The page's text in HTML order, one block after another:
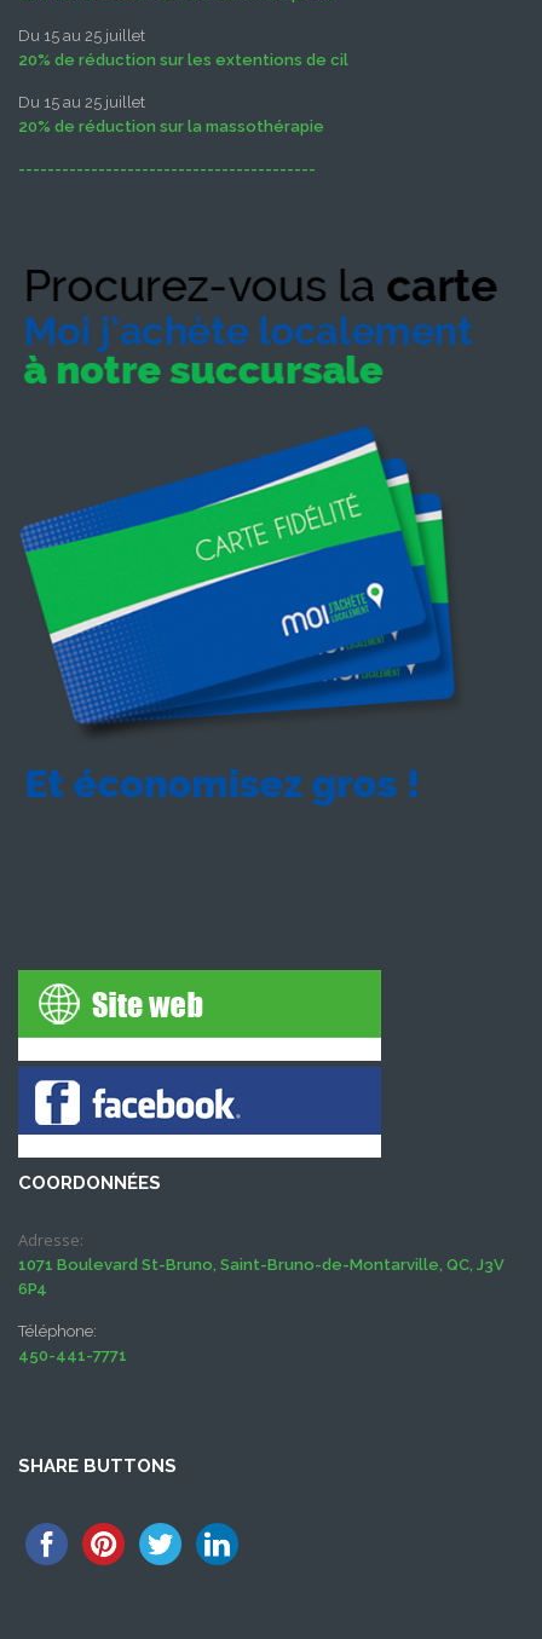
Du 15 au 25 juillet
20% de réduction sur les extentions de cil
Du 15 au 25 juillet
20% de réduction sur la massothérapie
-----------------------------------------
COORDONNÉES
Adresse:
1071 Boulevard St-Bruno, Saint-Bruno-de-Montarville, QC, J3V
6P4
Téléphone:
450-441-7771
SHARE BUTTONS